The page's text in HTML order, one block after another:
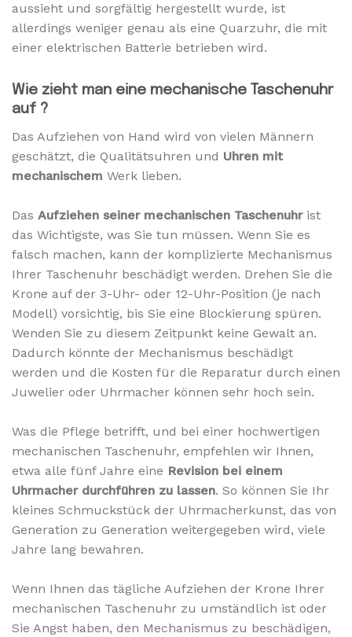
aussieht und sorgfältig hergestellt wurde, ist
allerdings weniger genau als eine Quarzuhr, die mit
einer elektrischen Batterie betrieben wird.
Wie zieht man eine mechanische Taschenuhr
auf ?
Das Aufziehen von Hand wird von vielen Männern
geschätzt, die Qualitätsuhren und Uhren mit
mechanischem Werk lieben.
Das Aufziehen seiner mechanischen Taschenuhrist
das Wichtigste, was Sie tun müssen. Wenn Sie es
falsch machen, kann der komplizierte Mechanismus
Ihrer Taschenuhr beschädigt werden. Drehen Sie die
Krone auf der 3-Uhr- oder 12-Uhr-Position (je nach
Modell) vorsichtig, bis Sie eine Blockierung spüren.
Wenden Sie zu diesem Zeitpunkt keine Gewalt an.
Dadurch könnte der Mechanismus beschädigt
werden und die Kosten für die Reparatur durch einen
Juwelier oder Uhrmacher können sehr hoch sein.
Was die Pflege betrifft, und bei einer hochwertigen
mechanischen Taschenuhr, empfehlen wir Ihnen,
etwa alle fünf Jahre eine Revision bei einem
Uhrmacher durchführen zu lassen. So können Sie Ihr
kleines Schmuckstück der Uhrmacherkunst, das von
Generation zu Generation weitergegeben wird, viele
Jahre lang bewahren.
Wenn Ihnen das tägliche Aufziehen der Krone Ihrer
mechanischen Taschenuhr zu umständlich ist oder
Sie Angst haben, den Mechanismus zu beschädigen,